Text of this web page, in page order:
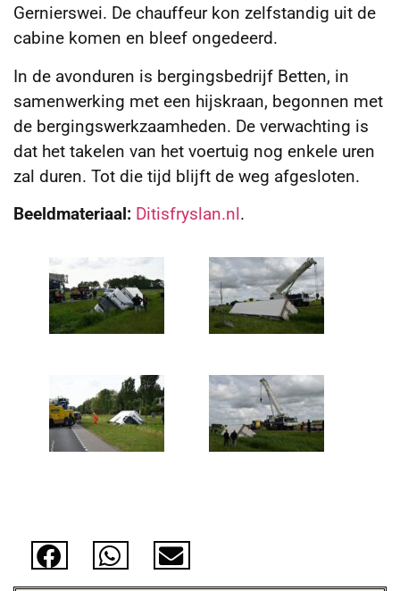
Gernierswei. De chauffeur kon zelfstandig uit de
cabine komen en bleef ongedeerd.
In de avonduren is bergingsbedrijf Betten, in
samenwerking met een hijskraan, begonnen met
de bergingswerkzaamheden. De verwachting is
dat het takelen van het voertuig nog enkele uren
zal duren. Tot die tijd blijft de weg afgesloten.
Beeldmateriaal: Ditisfryslan.nl.